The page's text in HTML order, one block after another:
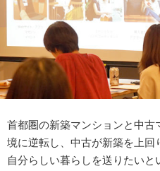
首都圏の新築マンションと中古
境に逆転し、中古が新築を上回
自分らしい暮らしを送りたいと